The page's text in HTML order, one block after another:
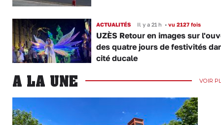
ACTUALITÉS Il y a 21 h •vu 2127 fois
UZÈS Retour en images sur
des quatre jours de festivités
cité ducale
A LA UNE VOIR